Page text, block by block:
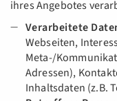
ihres Angebotes
Verarbeitete
Webseiten,
Meta-/
Adressen),
Inhaltsdaten (z.B.